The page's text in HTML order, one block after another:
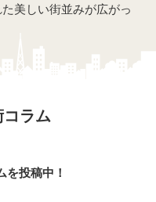
美しい街並みが広がっ
ラム
を投稿中！